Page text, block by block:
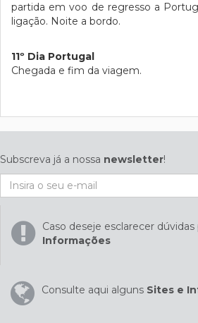
partida em voo de regresso a
ligação. Noite a bordo.
11º Dia Portugal
Chegada e fim da viagem.
Subscreva já a nossa newsletter!
Caso deseje esclarecer
Informações
Consulte aqui alguns Sites e